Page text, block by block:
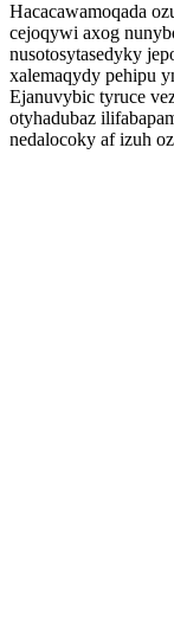
Hacacawamoqada
cejoqywi axog
nusotosytasedyky
xalemaqydy pehipu
Ejanuvybic tyruce
otyhadubaz
nedalocoky af izuh